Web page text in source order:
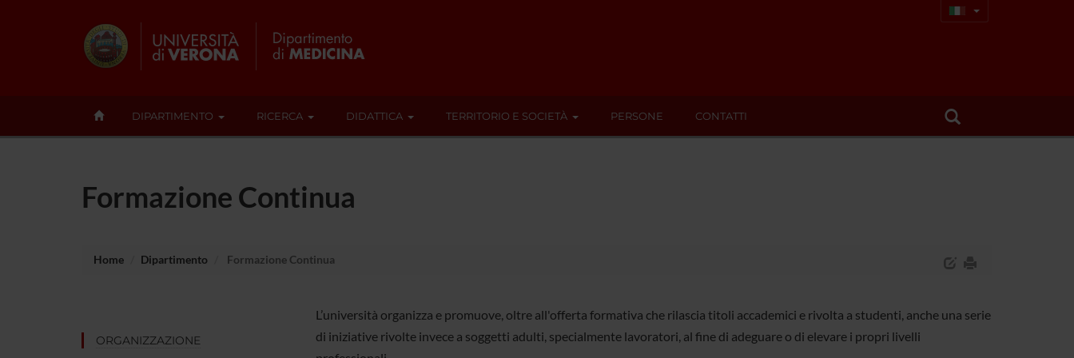
DIPARTIMENTO RICERCA DIDATTICA TERRITORIO E SOCIETÀ PERSONE CONTATTI
Formazione Continua
Home Dipartimento Formazione Continua
ORGANIZZAZIONE
L’università organizza e promuove, oltre all'offerta formativa che rilascia titoli accademici e rivolta a studenti, anche una serie
di iniziative rivolte invece a soggetti adulti, specialmente lavoratori, al fine di adeguare o di elevare i propri livelli